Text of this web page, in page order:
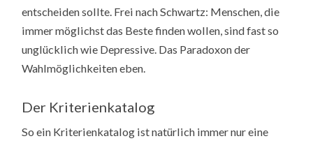
entscheiden sollte. Frei nach Schwartz: Menschen, die
immer möglichst das Beste finden wollen, sind fast so
unglücklich wie Depressive. Das Paradoxon der
Wahlmöglichkeiten eben.
Der Kriterienkatalog
So ein Kriterienkatalog ist natürlich immer nur eine